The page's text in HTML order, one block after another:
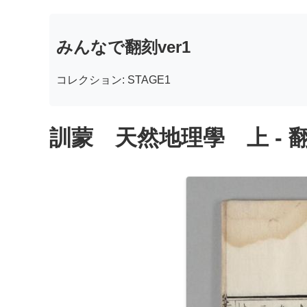
みんなで翻刻ver1
コレクション: STAGE1
訓蒙 天然地理學 上 -